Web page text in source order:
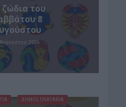
ζώδια του
8
2026
ΔΉΜΟΣ ΠΛΑΤΑΝΙΆ